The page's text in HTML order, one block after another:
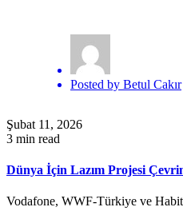
Posted by Betul Cakır
Şubat 11, 2026
3 min read
Dünya İçin Lazım Projesi
Vodafone, WWF-Türkiye ve